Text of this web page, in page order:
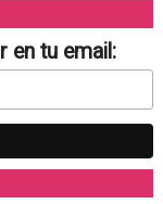
en tu email: